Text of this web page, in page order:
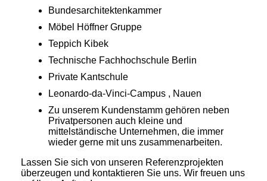
Bundesarchitektenkammer
Möbel Höffner Gruppe
Teppich Kibek
Technische Fachhochschule Berlin
Private Kantschule
Leonardo-da-Vinci-Campus , Nauen
Zu unserem Kundenstamm gehören neben
Privatpersonen auch kleine und
mittelständische Unternehmen, die immer
wieder gerne mit uns zusammenarbeiten.
Lassen Sie sich von unseren Referenzprojekten
überzeugen und kontaktieren Sie uns. Wir freuen uns